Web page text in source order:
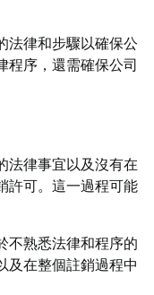
法律和步驟以確保公
程序，還需確保公司
法律事宜以及沒有在
許可。這一過程可能
不熟悉法律和程序的
及在整個註銷過程中